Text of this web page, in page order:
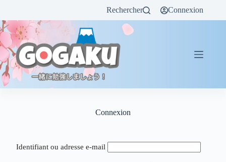
Rechercher Connexion
Connexion
Identifiant ou adresse e-mail